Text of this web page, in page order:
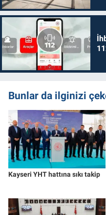
Bunlar da ilginizi
Kayseri YHT hattına sıkı takip